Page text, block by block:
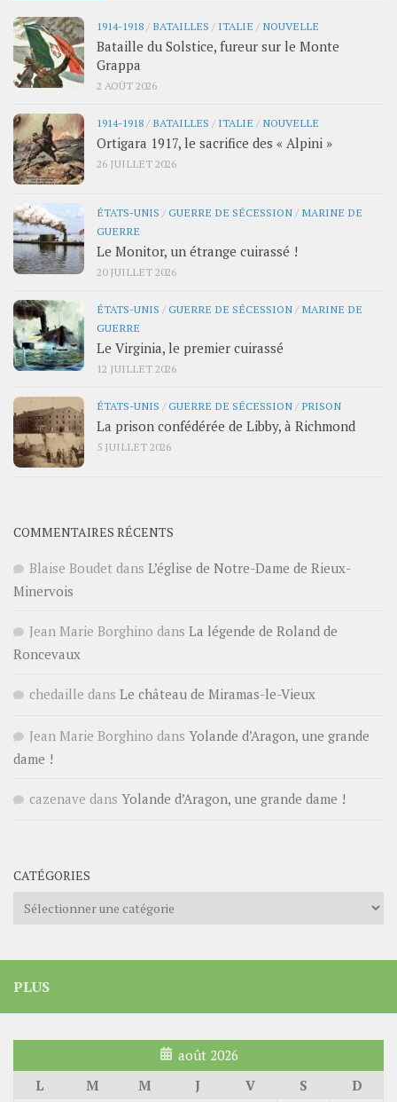
1914-1918 / BATAILLES / ITALIE / NOUVELLE
Bataille du Solstice, fureur sur le Monte
Grappa
2 AOÛT 2026
1914-1918 / BATAILLES / ITALIE / NOUVELLE
Ortigara 1917, le sacrifice des « Alpini »
26 JUILLET 2026
ÉTATS-UNIS /GUERRE DE SÉCESSION / MARINE DE
GUERRE
Le Monitor, un étrange cuirassé !
20 JUILLET 2026
ÉTATS-UNIS /GUERRE DE SÉCESSION / MARINE DE
GUERRE
Le Virginia, le premier cuirassé
12 JUILLET 2026
ÉTATS-UNIS /GUERRE DE SÉCESSION / PRISON
La prison confédérée de Libby, à Richmond
5 JUILLET 2026
COMMENTAIRES RÉCENTS
Blaise Boudet dans L’église de Notre-Dame de Rieux-
Minervois
Jean Marie Borghino dans La légende de Roland de
Roncevaux
chedaille dans Le château de Miramas-le-Vieux
Jean Marie Borghino dans Yolande d’Aragon, une grande
dame !
cazenave dans Yolande d’Aragon, une grande dame !
CATÉGORIES
Catégories
PLUS
août 2026
L
M M J V S
D